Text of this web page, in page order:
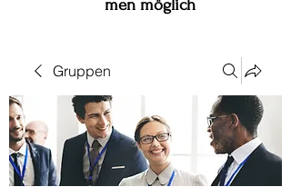
men möglich
Gruppen